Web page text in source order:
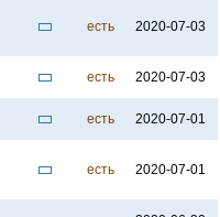
есть 2020-07-03
есть 2020-07-03
есть 2020-07-01
есть 2020-07-01